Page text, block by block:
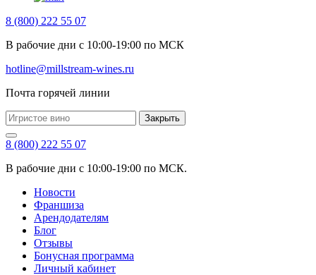
8 (800) 222 55 07
В рабочие дни с 10:00-19:00 по МСК
hotline@millstream-wines.ru
Почта горячей линии
Закрыть
8 (800) 222 55 07
В рабочие дни с 10:00-19:00 по МСК.
Новости
Франшиза
Арендодателям
Блог
Отзывы
Бонусная программа
Личный кабинет